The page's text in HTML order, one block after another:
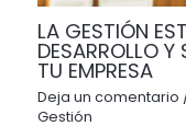
LA GESTIÓN
DESARROLLO Y
TU EMPRESA
Deja un comentario
Gestión